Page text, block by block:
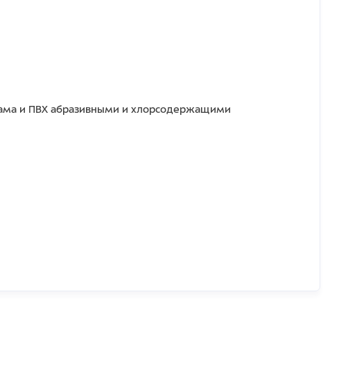
и ПВХ абразивными и хлорсодержащими